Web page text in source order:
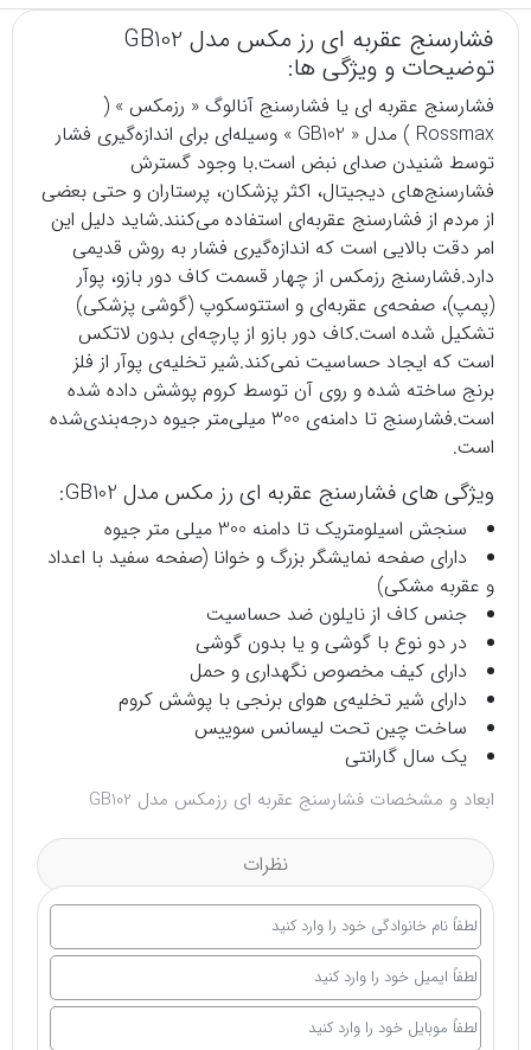
فشارسنج عقربه ای رز مکس مدل GB102
توضیحات و ویژگی ها:
فشارسنج عقربه ای یا فشارسنج آنالوگ « رزمکس » (
Rossmax ) مدل « GB102 » وسیله‌ای برای اندازه‌گیری فشار
توسط شنیدن صدای نبض است.با وجود گسترش
فشارسنج‌های دیجیتال، اکثر پزشکان، پرستاران و حتی بعضی
از مردم از فشارسنج عقربه‌ای استفاده می‌کنند.شاید دلیل این
امر دقت بالایی است که اندازه‌گیری فشار به روش قدیمی
دارد.فشارسنج رزمکس از چهار قسمت کاف دور بازو، پوآر
(پمپ)، صفحه‌ی عقربه‌ای و استتوسکوپ (گوشی پزشکی)
تشکیل شده است.کاف دور بازو از پارچه‌ای بدون لاتکس
است که ایجاد حساسیت نمی‌کند.شیر تخلیه‌ی پوآر از فلز
برنج ساخته شده و روی آن توسط کروم پوشش داده شده
است.فشارسنج تا دامنه‌ی 300 میلی‌متر جیوه درجه‌بندی‌شده
است.
ویژگی های فشارسنج عقربه ای رز مکس مدل GB102:
سنجش اسیلومتریک تا دامنه 300 میلی متر جیوه
دارای صفحه نمایشگر بزرگ و خوانا (صفحه سفید با اعداد
و عقربه مشکی)
جنس کاف از نایلون ضد حساسیت
در دو نوع با گوشی و یا بدون گوشی
دارای کیف مخصوص نگهداری و حمل
دارای شیر تخلیه‌ی هوای برنجی با پوشش کروم
ساخت چین تحت لیسانس سوییس
یک سال گارانتی
ابعاد و مشخصات فشارسنج عقربه ای رزمکس مدل GB102
نظرات